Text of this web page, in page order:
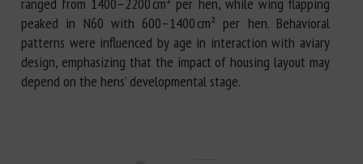
peaked in N60 with 600–1400 cm² per hen. Behavioral
patterns were influenced by age in interaction with aviary
design, emphasizing that the impact of housing layout may
depend on the hens’ developmental stage.